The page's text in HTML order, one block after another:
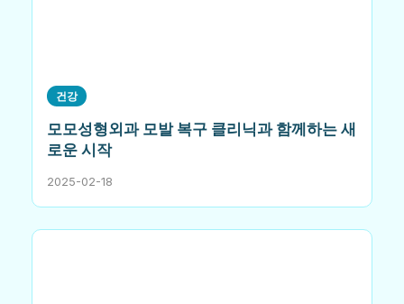
건강
모모성형외과 모발 복구 클리닉과 함께하는 새
로운 시작
2025-02-18